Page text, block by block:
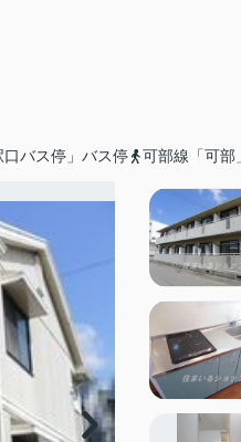
バス停」バス停 可部線「可部